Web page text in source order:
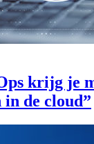
krijg je
in de cloud”